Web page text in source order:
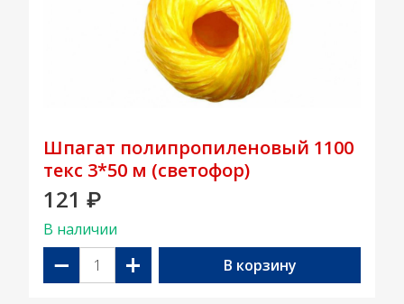
Шпагат полипропиленовый 1100
текс 3*50 м (светофор)
121 ₽
В наличии
− + В корзину